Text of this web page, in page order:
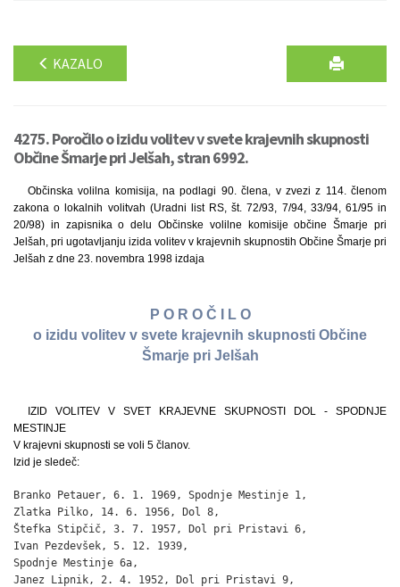
KAZALO
4275. Poročilo o izidu volitev v svete krajevnih skupnosti
Občine Šmarje pri Jelšah, stran 6992.
Občinska volilna komisija, na podlagi 90. člena, v zvezi z 114. členom
zakona o lokalnih volitvah (Uradni list RS, št. 72/93, 7/94, 33/94, 61/95 in
20/98) in zapisnika o delu Občinske volilne komisije občine Šmarje pri
Jelšah, pri ugotavljanju izida volitev v krajevnih skupnostih Občine Šmarje pri
Jelšah z dne 23. novembra 1998 izdaja
P O R O Č I L O
o izidu volitev v svete krajevnih skupnosti Občine
Šmarje pri Jelšah
IZID VOLITEV V SVET KRAJEVNE SKUPNOSTI DOL - SPODNJE
MESTINJE
V krajevni skupnosti se voli 5 članov.
Izid je sledeč:
Branko Petauer, 6. 1. 1969, Spodnje Mestinje 1,
Zlatka Pilko, 14. 6. 1956, Dol 8,
Štefka Stipčič, 3. 7. 1957, Dol pri Pristavi 6,
Ivan Pezdevšek, 5. 12. 1939,
Spodnje Mestinje 6a,
Janez Lipnik, 2. 4. 1952, Dol pri Pristavi 9,